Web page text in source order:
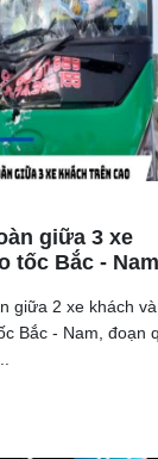
giữa 3 xe
tốc Bắc - Nam
giữa 2 xe khách
Bắc - Nam, đoạn